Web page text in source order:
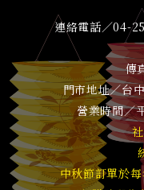
連絡電話／04-
傳
門市地址／台
營業時間／
中秋節訂單於